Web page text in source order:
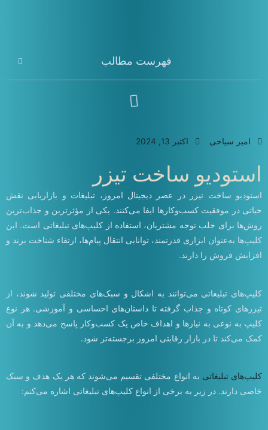
فهرست مطالب
امیر سیاحی اکتبر 13, 2024
استودیو ساخت تیزر
استودیو ساخت تیزر در عصر دیجیتال امروز، تبلیغات و بازاریابی نقش
حیاتی در موفقیت کسب‌وکارها ایفا می‌کنند. یکی از مؤثرترین و جذاب‌ترین
روش‌ها برای جلب توجه مشتریان، استفاده از کلیپ‌های تبلیغاتی است. این
کلیپ‌ها به‌عنوان ابزاری قدرتمند، توانایی انتقال پیام‌ها، ارتقاء شناخت برند و
افزایش فروش را دارند.
کلیپ‌های تبلیغاتی می‌توانند به اشکال و سبک‌های مختلفی تولید شوند، از
تیزرهای کوتاه و جذاب گرفته تا داستان‌های احساسی و آموزشی. هر نوع
کلیپ به‌ نوعی به نیازها و اهداف خاص یک کسب‌وکار پاسخ می‌دهد و به آن
کمک می‌کند تا در بازار رقابتی امروز برجسته‌تر شود.
کلیپ‌های تبلیغاتی به انواع مختلفی تقسیم می‌شوند که هر یک هدف و سبک
خاصی دارند. در زیر به برخی از انواع کلیپ‌های تبلیغاتی اشاره می‌کنم: